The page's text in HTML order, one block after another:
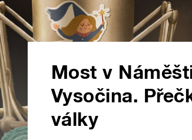
Most v
Vysočina.
války